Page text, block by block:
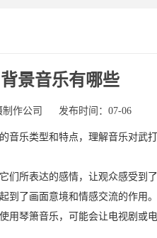
景音乐有哪些
作公司 发布时间：07-06
乐类型和特点，理解音乐对武打
所表达的感情，让观众感受到
到了画面意境和情感交流的作用。
琴箫音乐，可能会让电视剧或